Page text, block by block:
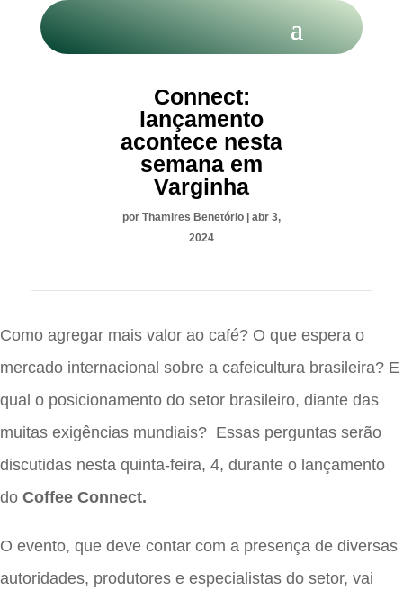
Connect:
lançamento
acontece nesta
semana em
Varginha
por Thamires Benetório | abr 3,
2024
Como agregar mais valor ao café? O que espera o
mercado internacional sobre a cafeicultura brasileira? E
qual o posicionamento do setor brasileiro, diante das
muitas exigências mundiais? Essas perguntas serão
discutidas nesta quinta-feira, 4, durante o lançamento
do Coffee Connect.
O evento, que deve contar com a presença de diversas
autoridades, produtores e especialistas do setor, vai